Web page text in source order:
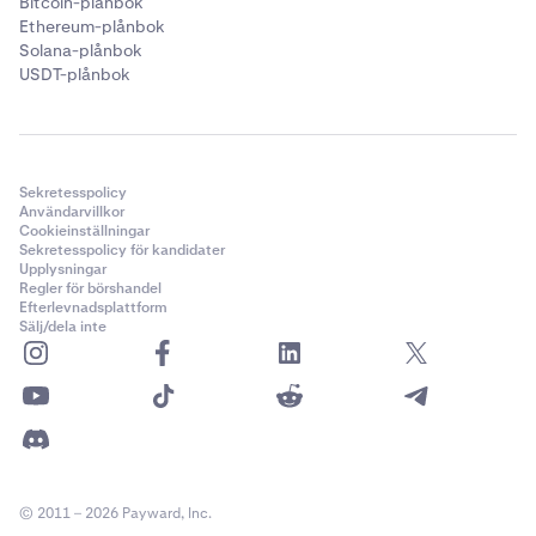
Ethereum-plånbok
Solana-plånbok
USDT-plånbok
Sekretesspolicy
Användarvillkor
Cookieinställningar
Sekretesspolicy för kandidater
Upplysningar
Regler för börshandel
Efterlevnadsplattform
Sälj/dela inte
© 2011 – 2026 Payward, Inc.